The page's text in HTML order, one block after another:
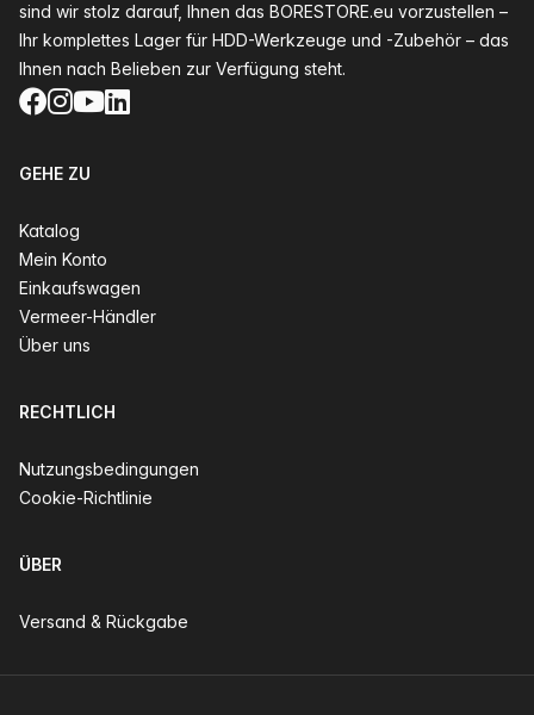
sind wir stolz darauf, Ihnen das BORESTORE.eu vorzustellen –
Ihr komplettes Lager für HDD-Werkzeuge und -Zubehör – das
Ihnen nach Belieben zur Verfügung steht.
Facebook
Instagram
YouTube
LinkedIn
GEHE ZU
Katalog
Mein Konto
Einkaufswagen
Vermeer-Händler
Über uns
RECHTLICH
Nutzungsbedingungen
Cookie-Richtlinie
ÜBER
Versand & Rückgabe